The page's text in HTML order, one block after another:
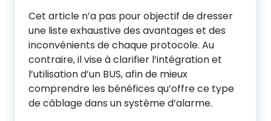
Cet article n’a pas pour objectif de dresser
une liste exhaustive des avantages et des
inconvénients de chaque protocole. Au
contraire, il vise à clarifier l’intégration et
l’utilisation d’un BUS, afin de mieux
comprendre les bénéfices qu’offre ce type
de câblage dans un système d’alarme.